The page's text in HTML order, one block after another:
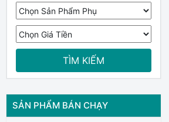
TÌM KIẾM
SẢN PHẨM BÁN CHẠY